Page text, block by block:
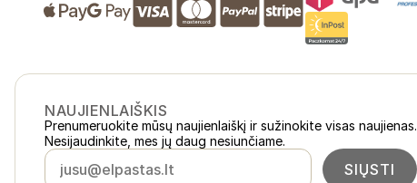
NAUJIENLAIŠKIS
Prenumeruokite mūsų naujienlaiškį ir sužinokite visas naujienas.
Nesijaudinkite, mes jų daug nesiunčiame.
SIŲSTI